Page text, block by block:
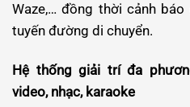
Waze,… đồng thời cảnh
tuyến đường di chuyển.
Hệ thống giải trí đa
video, nhạc, karaoke